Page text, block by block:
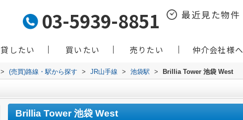
03-5939-8851 最近見た物件
貸したい 買いたい 売りたい 仲介会社様へ
> (売買)路線・駅から探す > JR山手線 > 池袋駅 > Brillia Tower 池袋 West
Brillia Tower 池袋 West